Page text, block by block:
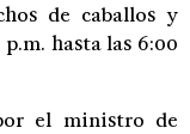
de caballos y
hasta las 6:00
el ministro de